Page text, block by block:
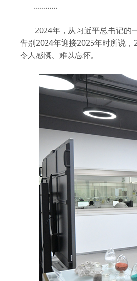
............
2024年，从习近平总书记的
告别2024年迎接2025年时所说
令人感慨、难以忘怀。